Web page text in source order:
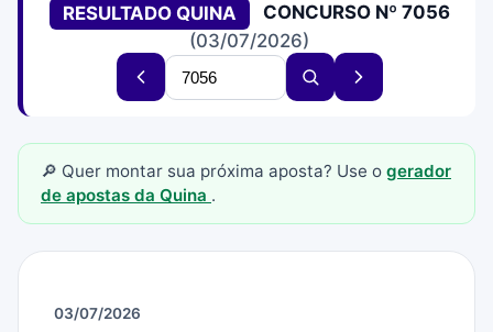
RESULTADO QUINA
CONCURSO Nº 7056
(03/07/2026)
Concurso
Buscar
Buscar
concurso
Próximo
🔎 Quer montar sua próxima aposta? Use o gerador
de apostas da Quina .
03/07/2026